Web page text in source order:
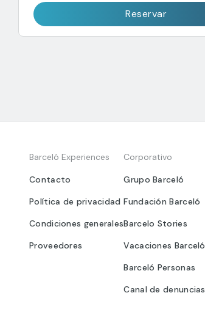
Reservar
Barceló Experiences
Contacto
Política de privacidad
Condiciones generales
Proveedores
Corporativo
Grupo Barceló
Fundación Barceló
Barcelo Stories
Vacaciones Barceló
Barceló Personas
Canal de denuncias